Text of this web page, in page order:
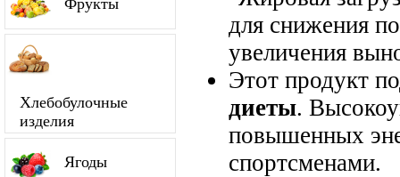
Фрукты
Хлебобулочные
изделия
Ягоды
для снижения
увеличения
Этот продукт
диеты.
повышенных
спортсменами.